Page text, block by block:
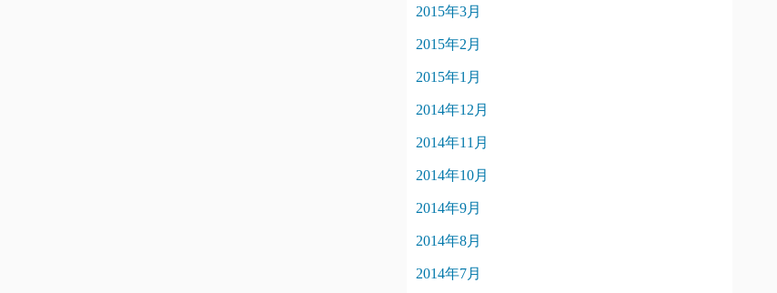
2015年3月
2015年2月
2015年1月
2014年12月
2014年11月
2014年10月
2014年9月
2014年8月
2014年7月